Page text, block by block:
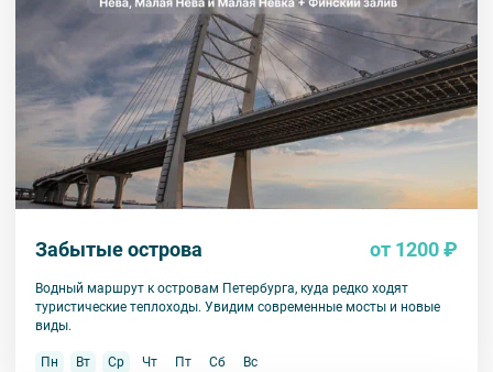
Забытые острова от 1200 ₽
Водный маршрут к островам Петербурга, куда редко ходят
туристические теплоходы. Увидим современные мосты и новые
виды.
Пн Вт Ср Чт Пт Сб Вс